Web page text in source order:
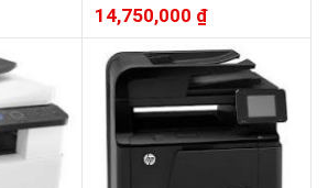
Được
xếp
hạng
sao
14,750,000 ₫